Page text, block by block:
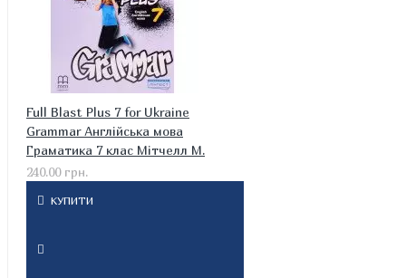
Full Blast Plus 7 for Ukraine
Grammar Англійська мова
Граматика 7 клас Мітчелл М.
240.00 грн.
КУПИТИ